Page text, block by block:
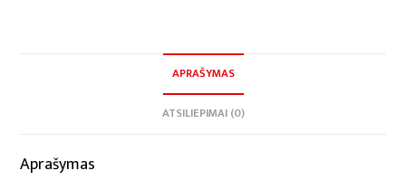
APRAŠYMAS
ATSILIEPIMAI (0)
Aprašymas